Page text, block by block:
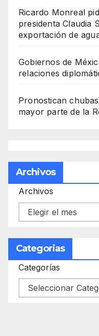
Ricardo Monreal
presidenta Claudia
exportación de
Gobiernos de
relaciones
Pronostican
mayor parte de la
Archivos
Archivos
Categorias
Categorías